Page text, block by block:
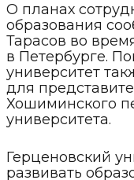
О планах
образования
Тарасов во
в Петербурге.
университет
для
Хошиминского
университета.
Герценовский
развивать